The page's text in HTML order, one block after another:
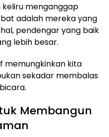
keliru menganggap
adalah mereka yang
pendengar yang baik
lebih besar.
memungkinkan kita
sekadar membalas
Membangun